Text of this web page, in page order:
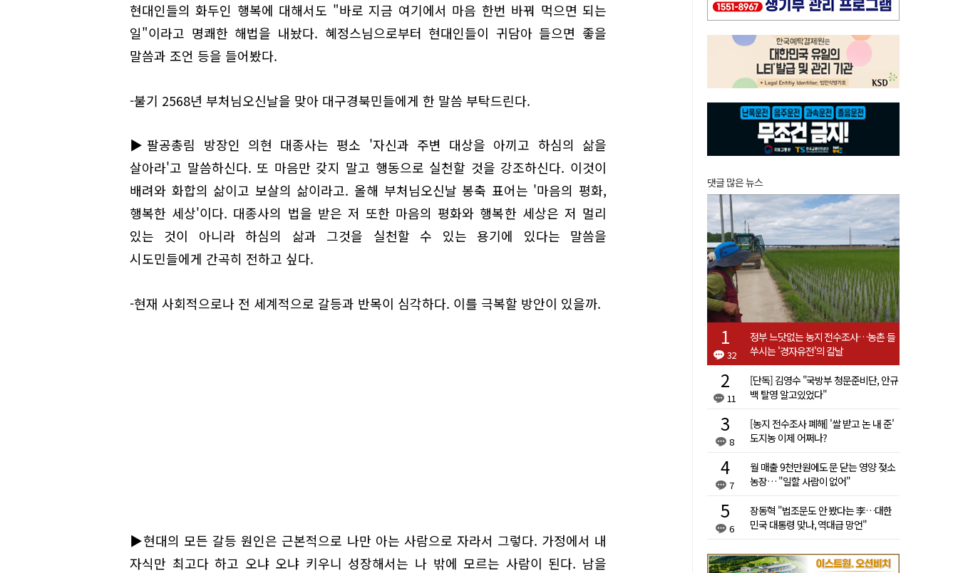
현대인들의 화두인 행복에 대해서도 "바로 지금 여기에서 마음 한번 바꿔 먹으면 되는
일"이라고 명쾌한 해법을 내놨다. 혜정스님으로부터 현대인들이 귀담아 들으면 좋을
말씀과 조언 등을 들어봤다.
-불기 2568년 부처님오신날을 맞아 대구경북민들에게 한 말씀 부탁드린다.
▶팔공총림 방장인 의현 대종사는 평소 '자신과 주변 대상을 아끼고 하심의 삶을
살아라'고 말씀하신다. 또 마음만 갖지 말고 행동으로 실천할 것을 강조하신다. 이것이
배려와 화합의 삶이고 보살의 삶이라고. 올해 부처님오신날 봉축 표어는 '마음의 평화,
행복한 세상'이다. 대종사의 법을 받은 저 또한 마음의 평화와 행복한 세상은 저 멀리
있는 것이 아니라 하심의 삶과 그것을 실천할 수 있는 용기에 있다는 말씀을
시도민들에게 간곡히 전하고 싶다.
-현재 사회적으로나 전 세계적으로 갈등과 반목이 심각하다. 이를 극복할 방안이 있을까.
▶현대의 모든 갈등 원인은 근본적으로 나만 아는 사람으로 자라서 그렇다. 가정에서 내
자식만 최고다 하고 오냐 오냐 키우니 성장해서는 나 밖에 모르는 사람이 된다. 남을
댓글 많은 뉴스
32
정부 느닷없는 농지 전수조사…농촌 들
쑤시는 '경자유전'의 칼날
11
[단독] 김영수 "국방부 청문준비단, 안규
백 탈영 알고있었다"
8
[농지 전수조사 폐해] '쌀 받고 논 내 준'
도지농 이제 어쩌나?
7
월 매출 9천만원에도 문 닫는 영양 젖소
농장… "일할 사람이 없어"
6
장동혁 "법조문도 안 봤다는 李…대한
민국 대통령 맞나, 역대급 망언"